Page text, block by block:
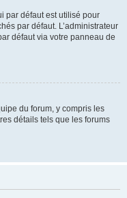
par défaut est utilisé pour
par défaut. L’administrateur
défaut via votre panneau de
du forum, y compris les
détails tels que les forums